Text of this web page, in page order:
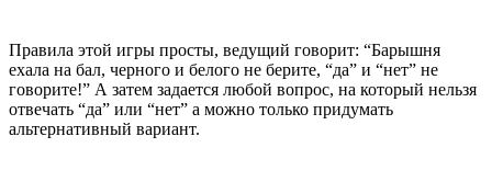
Правила этой игры просты, ведущий говорит: “Барышня
ехала на бал, черного и белого не берите, “да” и “нет” не
говорите!” А затем задается любой вопрос, на который нельзя
отвечать “да” или “нет” а можно только придумать
альтернативный вариант.